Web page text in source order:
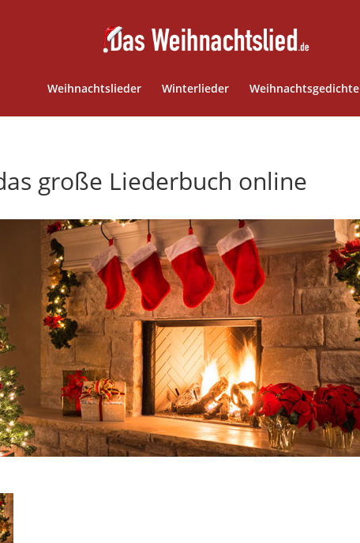
Weihnachtslieder Winterlieder Weihnachtsgedichte
große Liederbuch online